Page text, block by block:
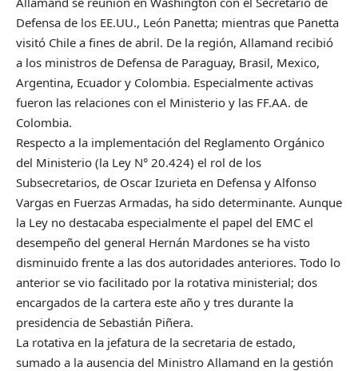
Defensa de los EE.UU., León Panetta; mientras que Panetta
visitó Chile a fines de abril. De la región, Allamand recibió
a los ministros de Defensa de Paraguay, Brasil, Mexico,
Argentina, Ecuador y Colombia. Especialmente activas
fueron las relaciones con el Ministerio y las FF.AA. de
Colombia.
Respecto a la implementación del Reglamento Orgánico
del Ministerio (la Ley N° 20.424) el rol de los
Subsecretarios, de Oscar Izurieta en Defensa y Alfonso
Vargas en Fuerzas Armadas, ha sido determinante. Aunque
la Ley no destacaba especialmente el papel del EMC el
desempeño del general Hernán Mardones se ha visto
disminuido frente a las dos autoridades anteriores. Todo lo
anterior se vio facilitado por la rotativa ministerial; dos
encargados de la cartera este año y tres durante la
presidencia de Sebastián Piñera.
La rotativa en la jefatura de la secretaria de estado,
sumado a la ausencia del Ministro Allamand en la gestión